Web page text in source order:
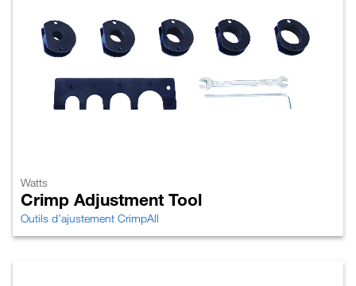
Watts
Crimp Adjustment Tool
Outils d’ajustement CrimpAll